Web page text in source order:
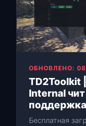
ОБНОВЛЕНО:
TD2Toolkit
Internal
поддержка
Бесплатная